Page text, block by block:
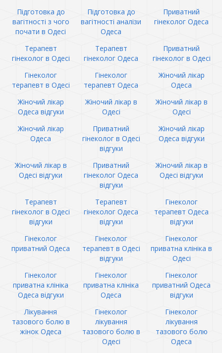
Підготовка до
вагітності з чого
почати в Одесі
Підготовка до
вагітності аналізи
Одеса
Приватний
гінеколог Одеса
Терапевт
гінеколог в Одесі
Терапевт
гінеколог Одеса
Приватний
гінеколог в Одесі
Гінеколог
терапевт в Одесі
Гінеколог
терапевт Одеса
Жіночий лікар
Одеса
Жіночий лікар
Одеса відгуки
Жіночий лікар в
Одесі
Жіночий лікар в
Одесі
Жіночий лікар
Одеса
Приватний
гінеколог в Одесі
відгуки
Жіночий лікар
Одеса відгуки
Жіночий лікар в
Одесі відгуки
Приватний
гінеколог Одеса
відгуки
Жіночий лікар в
Одесі відгуки
Терапевт
гінеколог в Одесі
відгуки
Терапевт
гінеколог Одеса
відгуки
Гінеколог
терапевт Одеса
відгуки
Гінеколог
приватний Одеса
Гінеколог
терапевт в Одесі
відгуки
Гінеколог
приватна клініка в
Одесі
Гінеколог
приватна клініка
Одеса відгуки
Гінеколог
приватна клініка
Одеса
Гінеколог
приватний Одеса
відгуки
Лікування
тазового болю в
жінок Одеса
Гінеколог
лікування
тазового болю в
Одесі
Гінеколог
лікування
тазового болю
Одеса